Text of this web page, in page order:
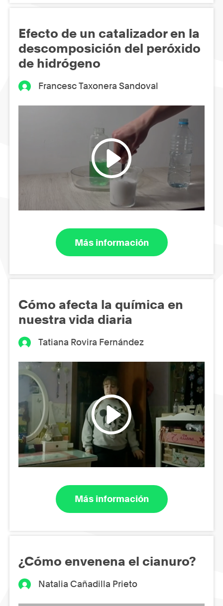
Efecto de un catalizador en la
descomposición del peróxido
de hidrógeno
Francesc Taxonera Sandoval
Más información
Cómo afecta la química en
nuestra vida diaria
Tatiana Rovira Fernández
Más información
¿Cómo envenena el cianuro?
Natalia Cañadilla Prieto